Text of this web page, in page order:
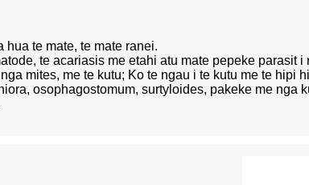
te mate, te mate ranei.
te acariasis me etahi atu mate pepeke
mites, me te kutu; Ko te ngau i te kutu me te
osophagostomum, surtyloides, pakeke me